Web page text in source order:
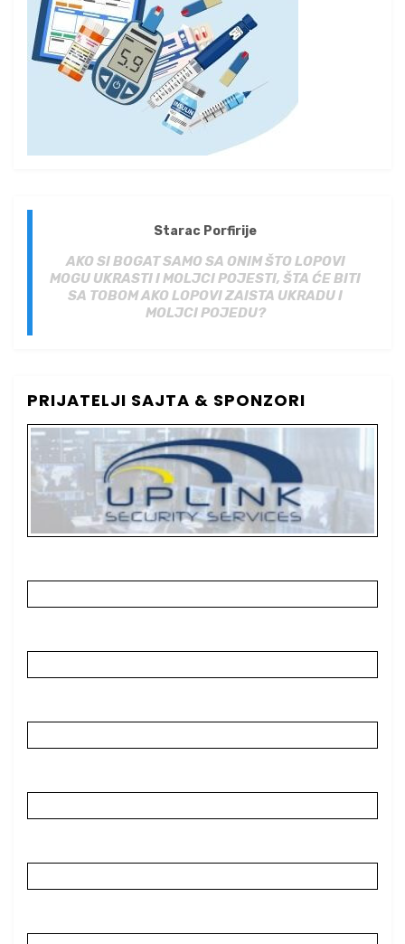
Starac Porfirije
AKO SI BOGAT SAMO SA ONIM ŠTO LOPOVI
MOGU UKRASTI I MOLJCI POJESTI, ŠTA ĆE BITI
SA TOBOM AKO LOPOVI ZAISTA UKRADU I
MOLJCI POJEDU?
PRIJATELJI SAJTA & SPONZORI